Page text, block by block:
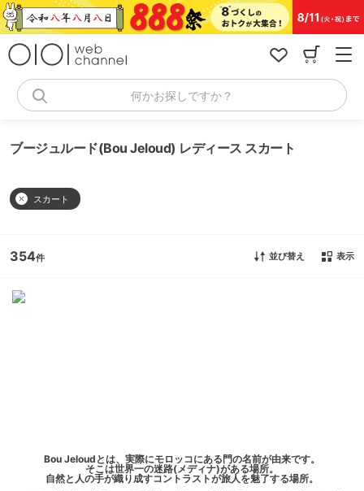
コ
ン
何かお探しですか？
ブージュルード(Bou Jeloud) レディース スカート
スカート
354 並び替え 表示
Bou Jeloudとは、実際にモロッコにある門の名前が由来です。
そこは世界一の迷路(メディナ)がある場所。
自然と人の手が織り成すコントラストが旅人を魅了する場所。